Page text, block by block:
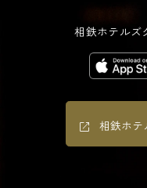
相鉄ホテルズ
相鉄ホテ